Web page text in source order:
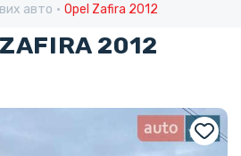
авто Opel Zafira 2012
2012